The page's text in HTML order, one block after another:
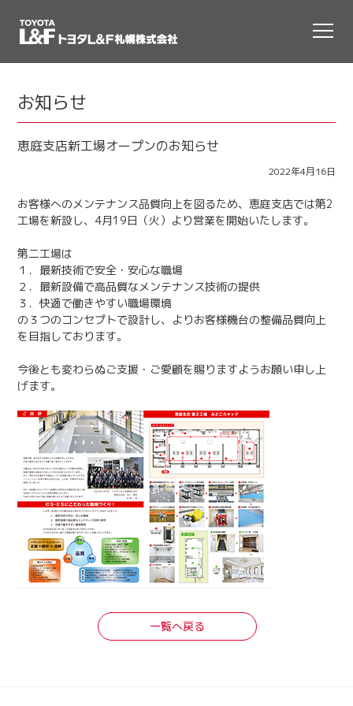
お知らせ
恵庭支店新工場オープンのお知らせ
2022年4月16日
お客様へのメンテナンス品質向上を図るため、恵庭支店では第2
工場を新設し、4月19日（火）より営業を開始いたします。
第二工場は
１．最新技術で安全・安心な職場
２．最新設備で高品質なメンテナンス技術の提供
３．快適で働きやすい職場環境
の３つのコンセプトで設計し、よりお客様機台の整備品質向上
を目指しております。
今後とも変わらぬご支援・ご愛顧を賜りますようお願い申し上
げます。
一覧へ戻る